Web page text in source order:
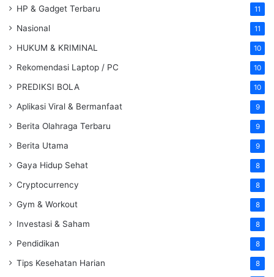
HP & Gadget Terbaru 11
Nasional 11
HUKUM & KRIMINAL 10
Rekomendasi Laptop / PC 10
PREDIKSI BOLA 10
Aplikasi Viral & Bermanfaat 9
Berita Olahraga Terbaru 9
Berita Utama 9
Gaya Hidup Sehat 8
Cryptocurrency 8
Gym & Workout 8
Investasi & Saham 8
Pendidikan 8
Tips Kesehatan Harian 8